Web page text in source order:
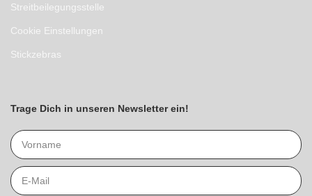
Streitbeilegungsstelle
Cookie Einstellungen
Stickzebras
Trage Dich in unseren Newsletter ein!